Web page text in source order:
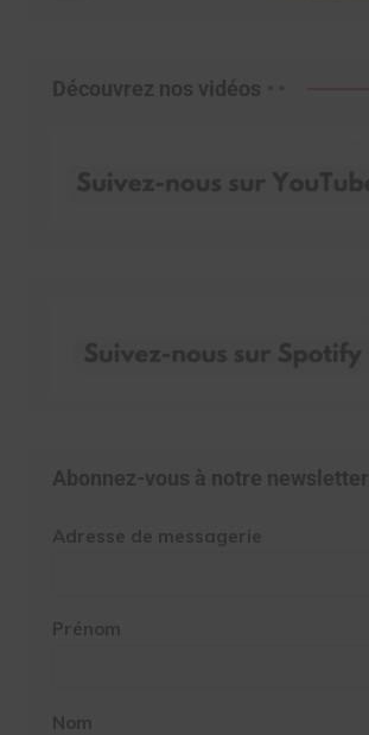
Découvrez nos vidéos
Abonnez-vous à notre newsletter
Adresse de messagerie
Prénom
Nom